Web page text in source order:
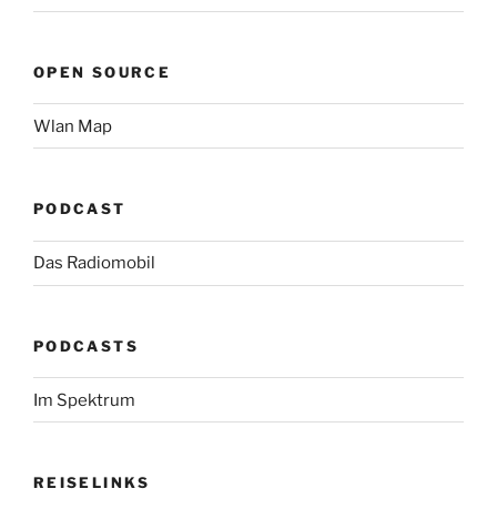
OPEN SOURCE
Wlan Map
PODCAST
Das Radiomobil
PODCASTS
Im Spektrum
REISELINKS